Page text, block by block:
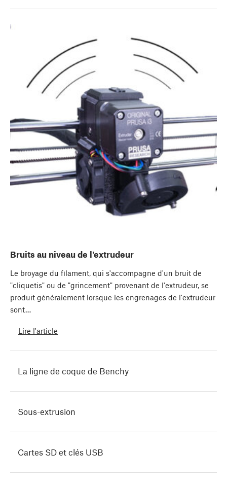
Bruits au niveau de l'extrudeur
Le broyage du filament, qui s'accompagne d'un bruit de
"cliquetis" ou de "grincement" provenant de l'extrudeur, se
produit généralement lorsque les engrenages de l'extrudeur
sont…
Lire l'article
La ligne de coque de Benchy
Sous-extrusion
Cartes SD et clés USB